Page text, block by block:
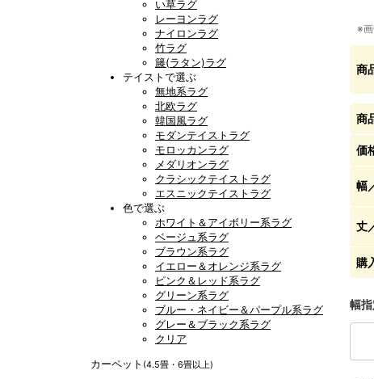
い草ラグ
レーヨンラグ
ナイロンラグ
竹ラグ
籐(ラタン)ラグ
テイストで選ぶ
無地系ラグ
北欧ラグ
韓国風ラグ
モダンテイストラグ
モロッカンラグ
メダリオンラグ
クラシックテイストラグ
エスニックテイストラグ
色で選ぶ
ホワイト＆アイボリー系ラグ
ベージュ系ラグ
ブラウン系ラグ
イエロー＆オレンジ系ラグ
ピンク＆レッド系ラグ
グリーン系ラグ
ブルー・ネイビー＆パープル系ラグ
グレー＆ブラック系ラグ
クリア
カーペット (4.5畳・6畳以上)
※画
商
商
価
幅
丈
購
幅